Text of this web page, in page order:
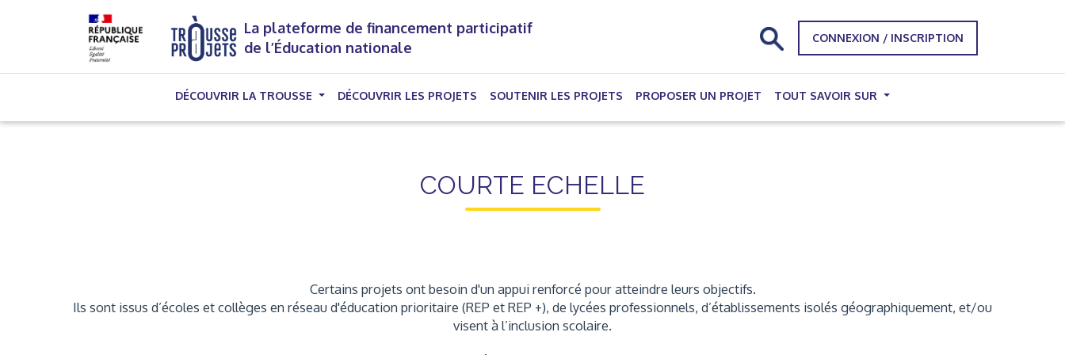
La plateforme de financement participatif
de l’Éducation nationale
CONNEXION / INSCRIPTION
DÉCOUVRIR LA TROUSSE DÉCOUVRIR LES PROJETS (CURRENT)
SOUTENIR LES PROJETS PROPOSER UN PROJET TOUT SAVOIR SUR
COURTE ECHELLE
Certains projets ont besoin d'un appui renforcé pour atteindre leurs objectifs.
Ils sont issus d’écoles et collèges en réseau d'éducation prioritaire (REP et REP +), de lycées professionnels, d’établissements isolés géographiquement, et/ou
visent à l’inclusion scolaire.